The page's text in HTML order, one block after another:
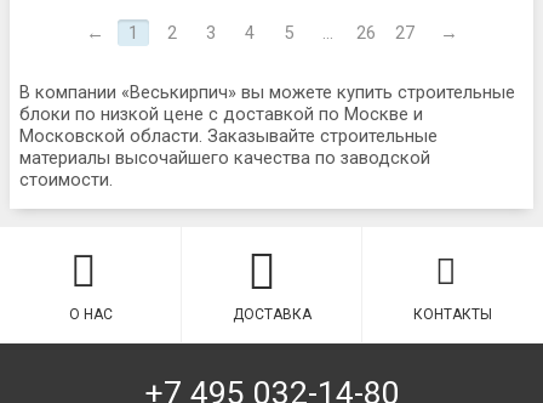
← 1 2 3 4 5 ... 26 27 →
В компании «Веськирпич» вы можете купить строительные
блоки по низкой цене с доставкой по Москве и
Московской области. Заказывайте строительные
материалы высочайшего качества по заводской
стоимости.
О НАС ДОСТАВКА КОНТАКТЫ
+7 495 032-14-80